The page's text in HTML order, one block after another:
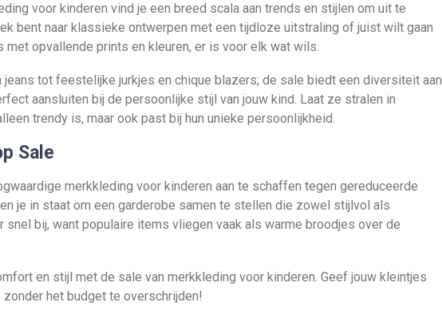
voor kinderen vind je een breed scala aan trends en stijlen om uit te
bent naar klassieke ontwerpen met een tijdloze uitstraling of juist wilt gaan
opvallende prints en kleuren, er is voor elk wat wils.
jeans tot feestelijke jurkjes en chique blazers; de sale biedt een diversiteit aan
aansluiten bij de persoonlijke stijl van jouw kind. Laat ze stralen in
trendy is, maar ook past bij hun unieke persoonlijkheid.
Sale
merkkleding voor kinderen aan te schaffen tegen gereduceerde
je in staat om een garderobe samen te stellen die zowel stijlvol als
snel bij, want populaire items vliegen vaak als warme broodjes over de
en stijl met de sale van merkkleding voor kinderen. Geef jouw kleintjes
het budget te overschrijden!